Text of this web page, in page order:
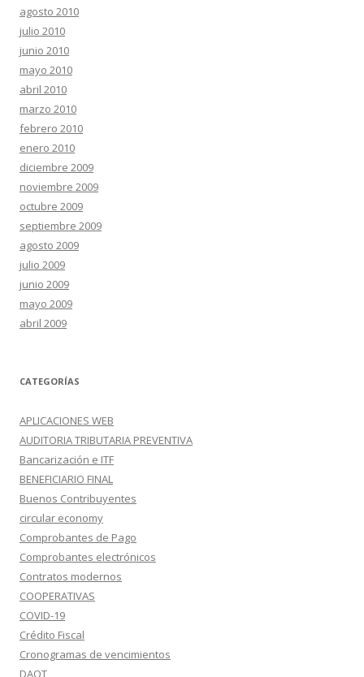
agosto 2010
julio 2010
junio 2010
mayo 2010
abril 2010
marzo 2010
febrero 2010
enero 2010
diciembre 2009
noviembre 2009
octubre 2009
septiembre 2009
agosto 2009
julio 2009
junio 2009
mayo 2009
abril 2009
CATEGORÍAS
APLICACIONES WEB
AUDITORIA TRIBUTARIA PREVENTIVA
Bancarización e ITF
BENEFICIARIO FINAL
Buenos Contribuyentes
circular economy
Comprobantes de Pago
Comprobantes electrónicos
Contratos modernos
COOPERATIVAS
COVID-19
Crédito Fiscal
Cronogramas de vencimientos
DAOT